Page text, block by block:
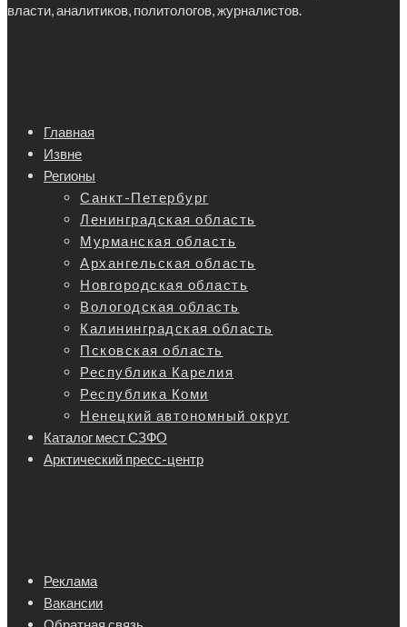
власти, аналитиков, политологов, журналистов.
Главная
Извне
Регионы
Санкт-Петербург
Ленинградская область
Мурманская область
Архангельская область
Новгородская область
Вологодская область
Калининградская область
Псковская область
Республика Карелия
Республика Коми
Ненецкий автономный округ
Каталог мест СЗФО
Арктический пресс-центр
Реклама
Вакансии